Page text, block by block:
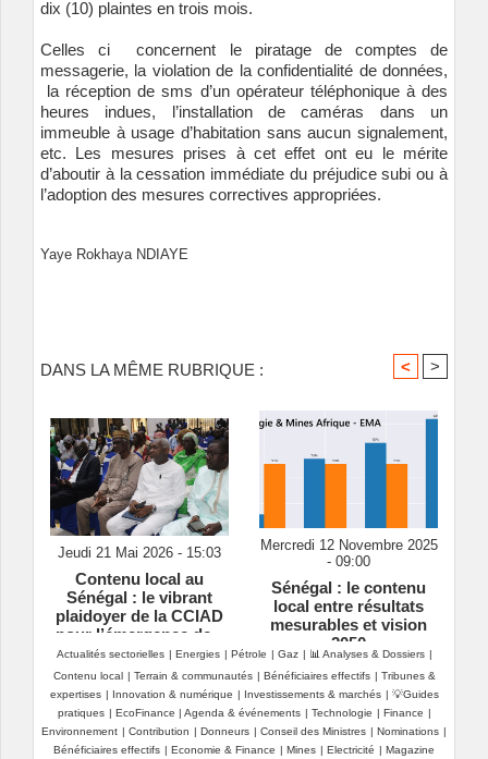
dix (10) plaintes en trois mois.
Celles ci concernent le piratage de comptes de
messagerie, la violation de la confidentialité de données,
la réception de sms d’un opérateur téléphonique à des
heures indues, l’installation de caméras dans un
immeuble à usage d’habitation sans aucun signalement,
etc. Les mesures prises à cet effet ont eu le mérite
d’aboutir à la cessation immédiate du préjudice subi ou à
l’adoption des mesures correctives appropriées.
Yaye Rokhaya NDIAYE
DANS LA MÊME RUBRIQUE : < >
Jeudi 21 Mai 2026 - 15:03
Contenu local au
Sénégal : le vibrant
plaidoyer de la CCIAD
pour l’émergence de «
champions nationaux »
Mercredi 12 Novembre 2025
- 09:00
Sénégal : le contenu
local entre résultats
mesurables et vision
2050
Actualités sectorielles | Energies | Pétrole | Gaz | 📊 Analyses & Dossiers |
Contenu local | Terrain & communautés | Bénéficiaires effectifs | Tribunes &
expertises | Innovation & numérique | Investissements & marchés | 💡Guides
pratiques | EcoFinance | Agenda & événements | Technologie | Finance |
Environnement | Contribution | Donneurs | Conseil des Ministres | Nominations |
Bénéficiaires effectifs | Economie & Finance | Mines | Electricité | Magazine